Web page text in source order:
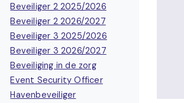
Beveiliger 2 2025/2026
Beveiliger 2 2026/2027
Beveiliger 3 2025/2026
Beveiliger 3 2026/2027
Beveiliging in de zorg
Event Security Officer
Havenbeveiliger